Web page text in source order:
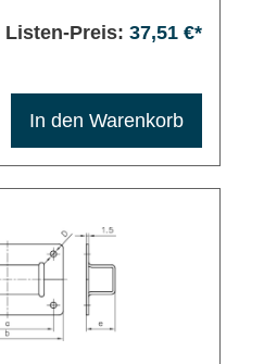
Listen-Preis: 37,51 €*
In den Warenkorb